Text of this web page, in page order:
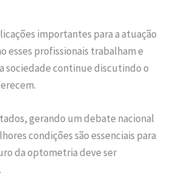
importantes para a atuação
esses profissionais trabalham e
sociedade continue discutindo o
gerando um debate nacional
condições são essenciais para
da optometria deve ser